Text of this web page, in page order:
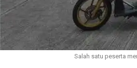
Salah satu peserta